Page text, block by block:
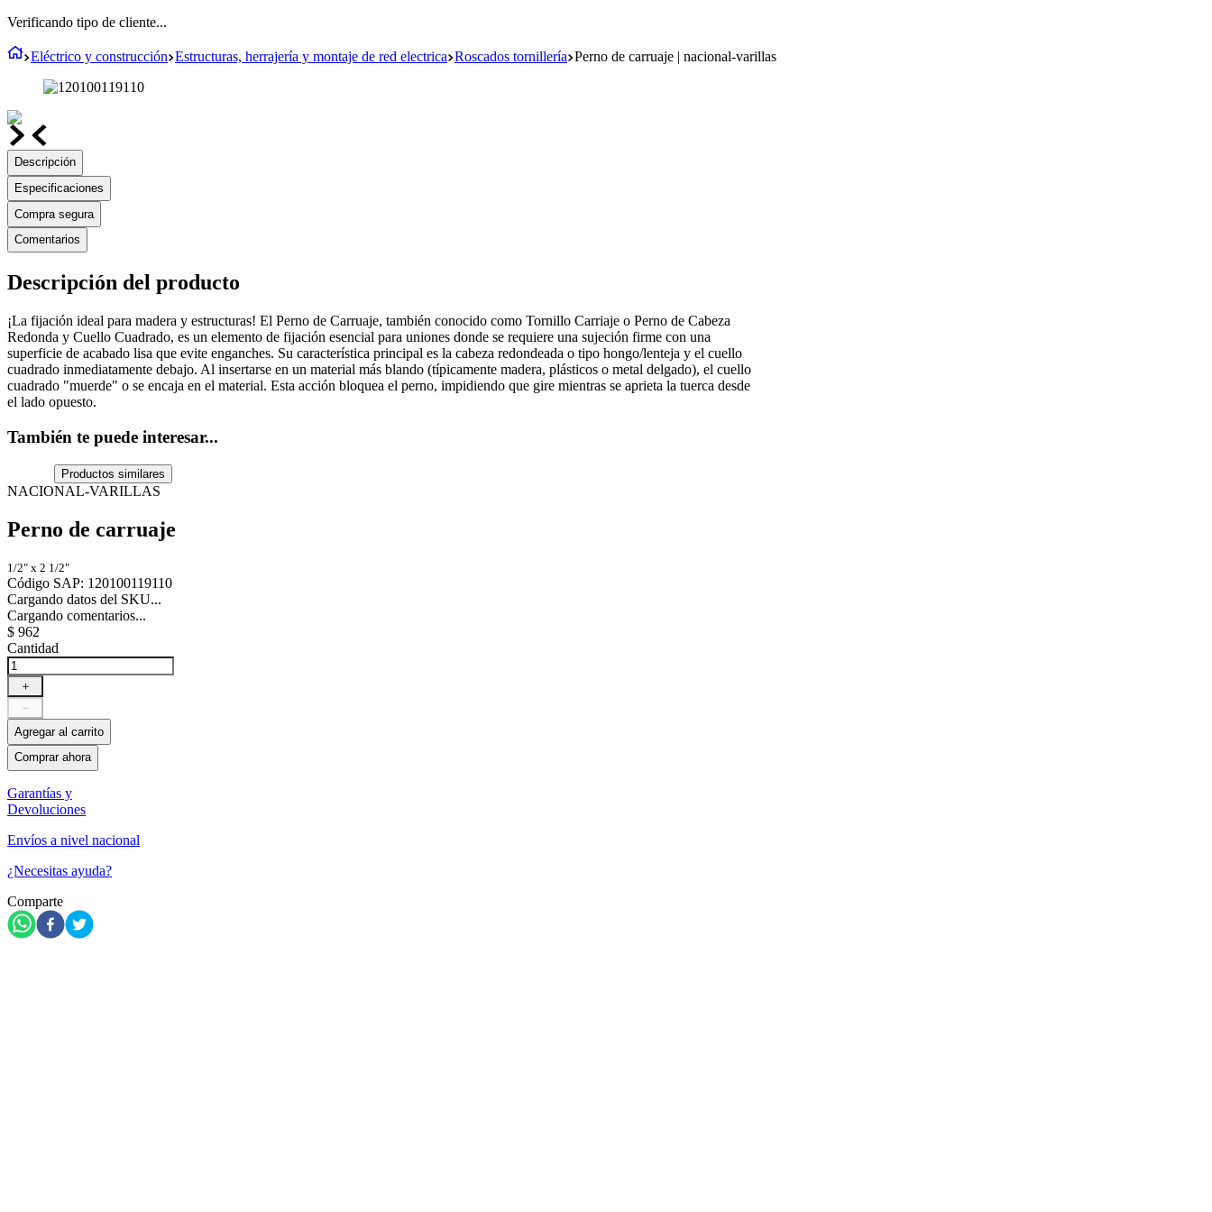
Verificando tipo de cliente...
Eléctrico y construcción Estructuras, herrajería y montaje de red electrica Roscados tornillería Perno de carruaje | nacional-varillas
Descripción
Especificaciones
Compra segura
Comentarios
Descripción del producto
¡La fijación ideal para madera y estructuras! El Perno de Carruaje, también conocido como Tornillo Carriaje o Perno de Cabeza
Redonda y Cuello Cuadrado, es un elemento de fijación esencial para uniones donde se requiere una sujeción firme con una
superficie de acabado lisa que evite enganches. Su característica principal es la cabeza redondeada o tipo hongo/lenteja y el cuello
cuadrado inmediatamente debajo. Al insertarse en un material más blando (típicamente madera, plásticos o metal delgado), el cuello
cuadrado "muerde" o se encaja en el material. Esta acción bloquea el perno, impidiendo que gire mientras se aprieta la tuerca desde
el lado opuesto.
También te puede interesar...
Productos similares
NACIONAL-VARILLAS
Perno de carruaje
1/2" x 2 1/2"
Código SAP: 120100119110
Cargando datos del SKU...
Cargando comentarios...
$ 962
Cantidad
＋
－
Agregar al carrito
Comprar ahora
Garantías y
Devoluciones
Envíos a nivel nacional
¿Necesitas ayuda?
Comparte